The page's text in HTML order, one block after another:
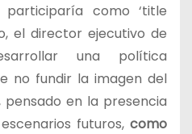
como ‘title
el director ejecutivo de
una política
no fundir la imagen del
en la presencia
futuros, como